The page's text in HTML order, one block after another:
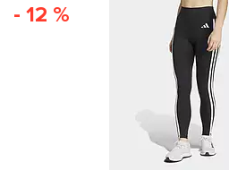
- 12 %